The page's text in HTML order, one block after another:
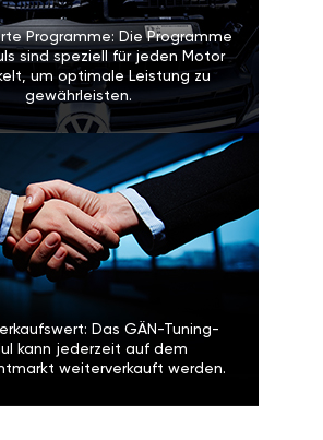
Programme: Die Programme
sind speziell für jeden Motor
um optimale Leistung zu
gewährleisten.
Das GÄN-Tuning-
kann jederzeit auf dem
weiterverkauft werden.